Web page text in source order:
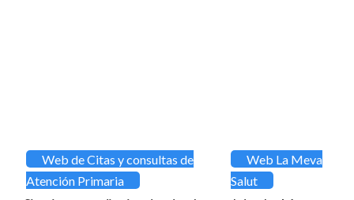
Web de Citas y consultas de
Atención Primaria
Web La Meva
Salut